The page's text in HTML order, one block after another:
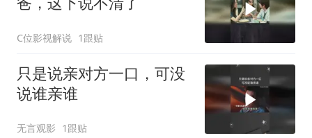
C位影视解说 1跟贴
只是说亲对方一口，可没
说谁亲谁
无言观影 1跟贴